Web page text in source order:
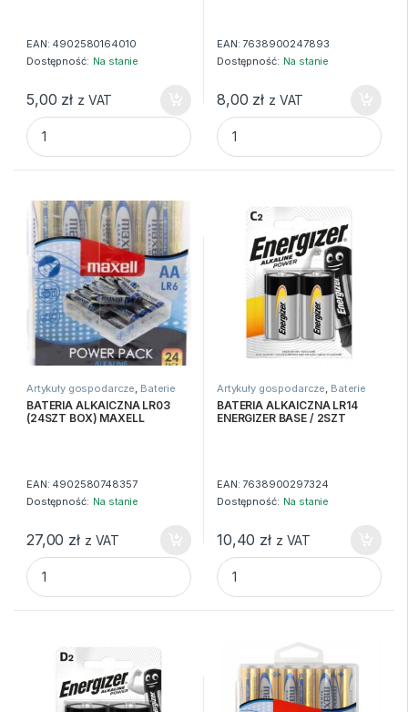
EAN: 4902580164010
Dostępność: Na stanie
5,00 zł z VAT
BATERIA ALKAICZNA AAA (4SZT) LR03 MAXELL quantity
EAN:7638900247893
Dostępność: Na stanie
8,00 zł z VAT
BATERIA ALKAICZNA AAA
Artykuły gospodarcze Baterie
BATERIA ALKAICZNA LR03
(24SZT BOX) MAXELL
EAN: 4902580748357
Dostępność: Na stanie
27,00 zł z VAT
BATERIA ALKAICZNA LR03 (24SZT BOX) MAXELL quantity
Artykuły gospodarcze Baterie
BATERIA ALKAICZNA LR14
ENERGIZER BASE / 2SZT
EAN:7638900297324
Dostępność: Na stanie
10,40 zł z VAT
BATERIA ALKAICZNA LR14